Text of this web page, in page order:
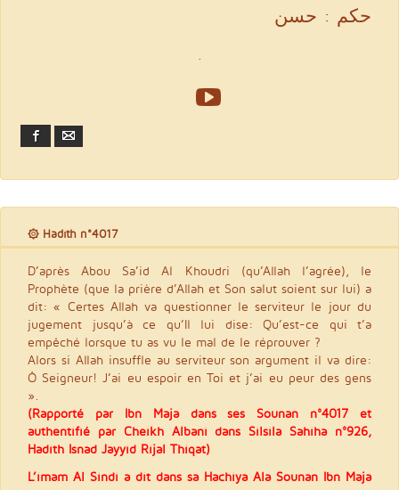
حكم : حسن
Facebook
۞ Hadith n°4017
D’après Abou Sa’id Al Khoudri (qu’Allah l’agrée), le
Prophète (que la prière d’Allah et Son salut soient sur lui) a
dit: « Certes Allah va questionner le serviteur le jour du
jugement jusqu’à ce qu’Il lui dise: Qu’est-ce qui t’a
empêché lorsque tu as vu le mal de le réprouver ?
Alors si Allah insuffle au serviteur son argument il va dire:
Ô Seigneur! J’ai eu espoir en Toi et j’ai eu peur des gens
».
(Rapporté par Ibn Maja dans ses Sounan n°4017 et
authentifié par Cheikh Albani dans Silsila Sahiha n°926,
Hadith Isnad Jayyid Rijal Thiqat)
L’imam Al Sindi a dit dans sa Hachiya Ala Sounan Ibn Maja